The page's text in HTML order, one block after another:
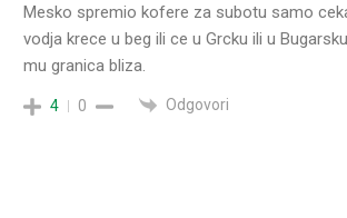
Mesko spremio kofere za subotu samo
vodja krece u beg ili ce u Grcku ili u
mu granica bliza.
4 0 Odgovori